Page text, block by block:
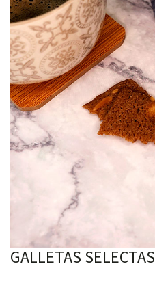
GALLETAS SELECTAS